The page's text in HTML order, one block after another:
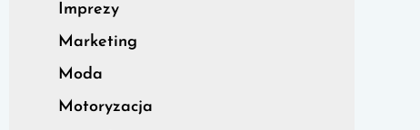
Imprezy
Marketing
Moda
Motoryzacja